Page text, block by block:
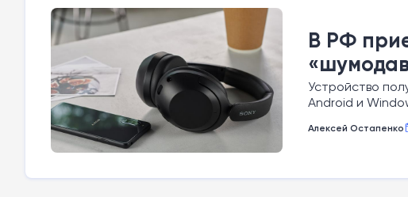
В РФ
Устройство
Android и
Алексей Остапенко